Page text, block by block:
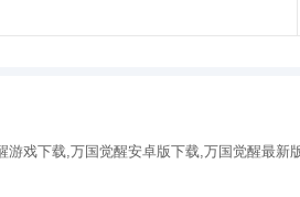
游戏下载,万国觉醒安卓版下载,万国觉醒最新